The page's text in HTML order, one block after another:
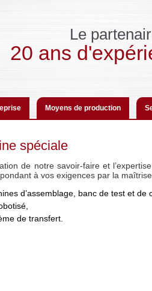
Le
20 ans
Moyens de production
spéciale
de notre savoir-faire et
à vos exigences par la
d’assemblage, banc de test et de
de transfert.